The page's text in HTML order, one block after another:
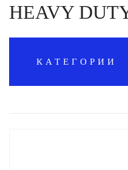
HEAVY
КАТЕГОРИИ